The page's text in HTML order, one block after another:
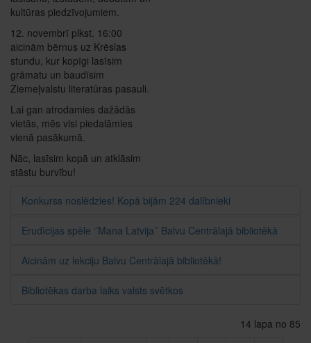
kultūras piedzīvojumiem.
12. novembrī plkst. 16:00
aicinām bērnus uz Krēslas
stundu, kur kopīgi lasīsim
grāmatu un baudīsim
Ziemeļvalstu literatūras pasauli.
Lai gan atrodamies dažādās
vietās, mēs visi piedalāmies
vienā pasākumā.
Nāc, lasīsim kopā un atklāsim
stāstu burvību!
Konkurss noslēdzies! Kopā bijām 224 dalībnieki
Erudīcijas spēle ‘’Mana Latvija’’ Balvu Centrālajā bibliotēkā
Aicinām uz lekciju Balvu Centrālajā bibliotēkā!
Bibliotēkas darba laiks valsts svētkos
14 lapa no 85